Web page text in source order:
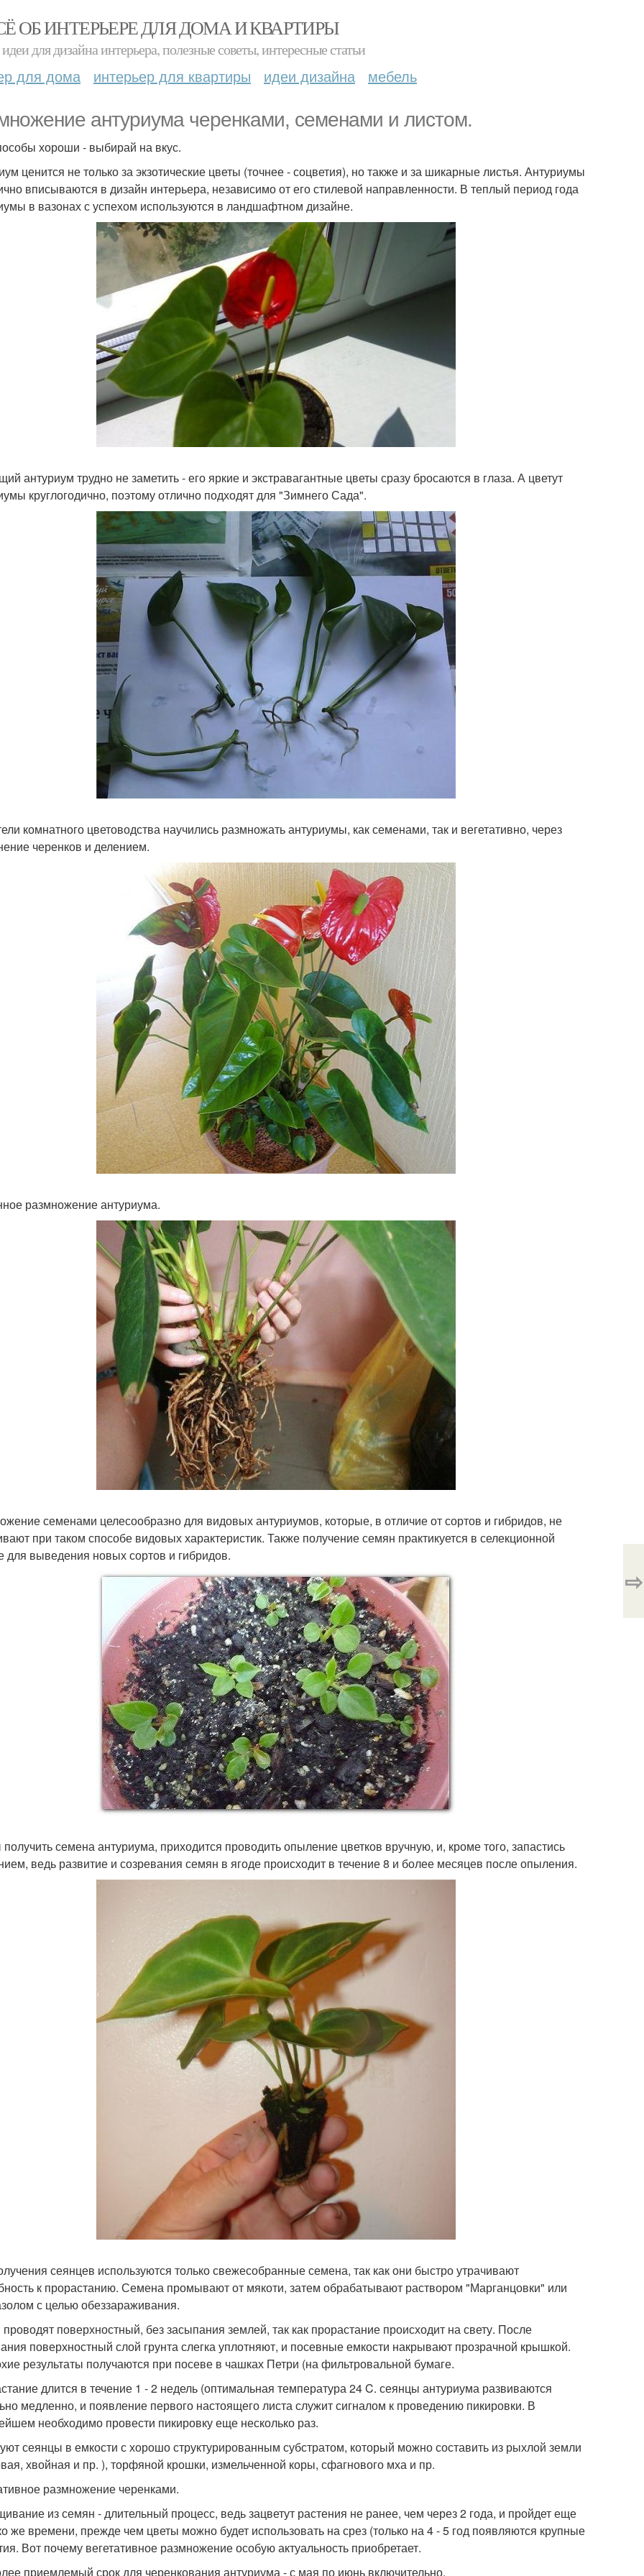
ОБ ИНТЕРЬЕРЕ ДЛЯ ДОМА И КВАРТИРЫ
для дизайна интерьера, полезные советы, интересные статьи
для дома интерьер для квартиры идеи дизайна мебель
антуриума черенками, семенами и листом.
хороши - выбирай на вкус.
ценится не только за экзотические цветы (точнее - соцветия), но также и за шикарные листья. Антуриумы
вписываются в дизайн интерьера, независимо от его стилевой направленности. В теплый период года
в вазонах с успехом используются в ландшафтном дизайне.
антуриум трудно не заметить - его яркие и экстравагантные цветы сразу бросаются в глаза. А цветут
круглогодично, поэтому отлично подходят для "Зимнего Сада".
комнатного цветоводства научились размножать антуриумы, как семенами, так и вегетативно, через
черенков и делением.
размножение антуриума.
семенами целесообразно для видовых антуриумов, которые, в отличие от сортов и гибридов, не
при таком способе видовых характеристик. Также получение семян практикуется в селекционной
для выведения новых сортов и гибридов.
семена антуриума, приходится проводить опыление цветков вручную, и, кроме того, запастись
ведь развитие и созревания семян в ягоде происходит в течение 8 и более месяцев после опыления.
сеянцев используются только свежесобранные семена, так как они быстро утрачивают
к прорастанию. Семена промывают от мякоти, затем обрабатывают раствором "Марганцовки" или
с целью обеззараживания.
поверхностный, без засыпания землей, так как прорастание происходит на свету. После
поверхностный слой грунта слегка уплотняют, и посевные емкости накрывают прозрачной крышкой.
результаты получаются при посеве в чашках Петри (на фильтровальной бумаге.
длится в течение 1 - 2 недель (оптимальная температура 24 C. сеянцы антуриума развиваются
медленно, и появление первого настоящего листа служит сигналом к проведению пикировки. В
необходимо провести пикировку еще несколько раз.
сеянцы в емкости с хорошо структурированным субстратом, который можно составить из рыхлой земли
хвойная и пр. ), торфяной крошки, измельченной коры, сфагнового мха и пр.
размножение черенками.
из семян - длительный процесс, ведь зацветут растения не ранее, чем через 2 года, и пройдет еще
же времени, прежде чем цветы можно будет использовать на срез (только на 4 - 5 год появляются крупные
Вот почему вегетативное размножение особую актуальность приобретает.
приемлемый срок для черенкования антуриума - с мая по июнь включительно.
⇨